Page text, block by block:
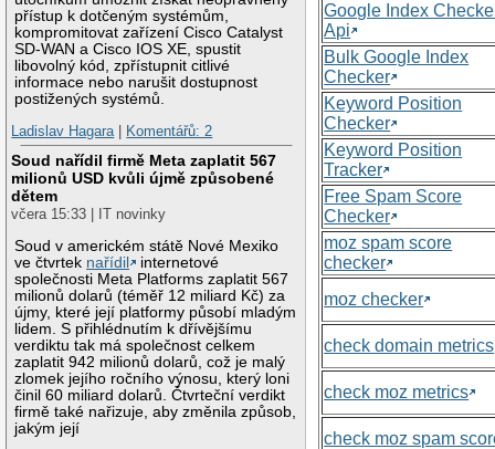
přístup k dotčeným systémům,
kompromitovat zařízení Cisco Catalyst
SD-WAN a Cisco IOS XE, spustit
libovolný kód, zpřístupnit citlivé
informace nebo narušit dostupnost
postižených systémů.
Ladislav Hagara| Komentářů: 2
Soud nařídil firmě Meta zaplatit 567
milionů USD kvůli újmě způsobené
dětem
včera 15:33 | IT novinky
Soud v americkém státě Nové Mexiko
ve čtvrtek nařídil
internetové
společnosti Meta Platforms zaplatit 567
milionů dolarů (téměř 12 miliard Kč) za
újmy, které její platformy působí mladým
lidem. S přihlédnutím k dřívějšímu
verdiktu tak má společnost celkem
zaplatit 942 milionů dolarů, což je malý
zlomek jejího ročního výnosu, který loni
činil 60 miliard dolarů. Čtvrteční verdikt
firmě také nařizuje, aby změnila způsob,
jakým její
Google Index
Api
Bulk Google Index
Checker
Keyword Position
Checker
Keyword Position
Tracker
Free Spam Score
Checker
moz spam score
checker
moz checker
check domain metrics
check moz metrics
check moz spam